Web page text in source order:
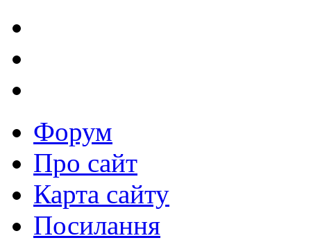
Форум
Про сайт
Карта сайту
Посилання